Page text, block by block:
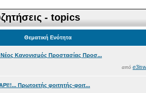
- topics
Θεματική Ενότητα
Νέος Κανονισμός Προστασίας Προσ...
από
Πρωτοετής φοιτητής-φοιτ...